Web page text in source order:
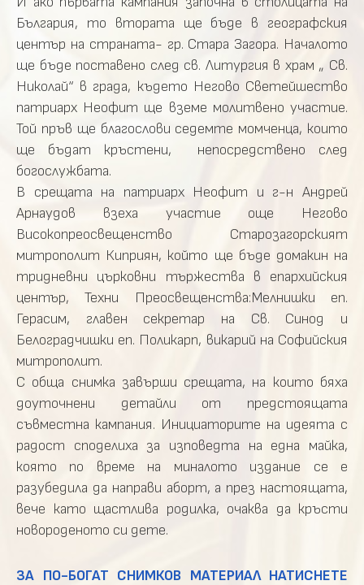
България, то втората ще бъде в географския
център на страната- гр. Стара Загора. Началото
ще бъде поставено след св. Литургия в храм „ Св.
Николай“ в града, където Негово Светейшество
патриарх Неофит ще вземе молитвено участие.
Той пръв ще благослови седемте момченца, които
ще бъдат кръстени, непосредствено след
богослужбата.
В срещата на патриарх Неофит и г-н Андрей
Арнаудов взеха участие още Негово
Високопреосвещенство Старозагорският
митрополит Киприян, който ще бъде домакин на
тридневни църковни тържества в епархийския
център, Техни Преосвещенства:Мелнишки еп.
Герасим, главен секретар на Св. Синод и
Белоградчишки еп. Поликарп, викарий на Софийския
митрополит.
С обща снимка завърши срещата, на които бяха
доуточнени детайли от предстоящата
съвместна кампания. Инициаторите на идеята с
радост споделиха за изповедта на една майка,
която по време на миналото издание се е
разубедила да направи аборт, а през настоящата,
вече като щастлива родилка, очаква да кръсти
новороденото си дете.
ЗА ПО-БОГАТ СНИМКОВ МАТЕРИАЛ НАТИСНЕТЕ